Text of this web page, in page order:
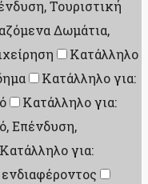
Τουριστική
Δωμάτια,
Κατάλληλο
Κατάλληλο για:
Κατάλληλο για:
Επένδυση,
Κατάλληλο για: